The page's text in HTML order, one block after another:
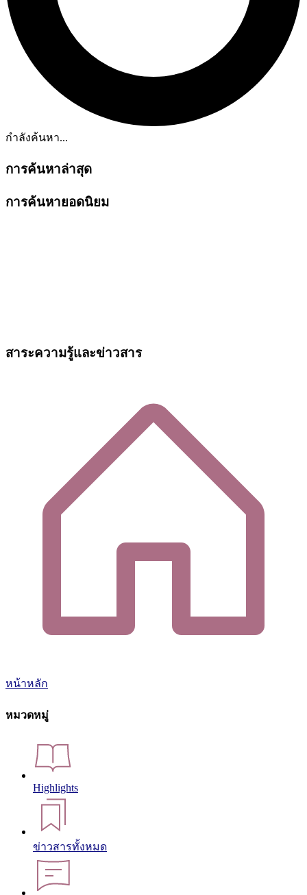
กำลังค้นหา...
การค้นหาล่าสุด
การค้นหายอดนิยม
สาระความรู้และข่าวสาร
หน้าหลัก
หมวดหมู่
Highlights
ข่าวสารทั้งหมด